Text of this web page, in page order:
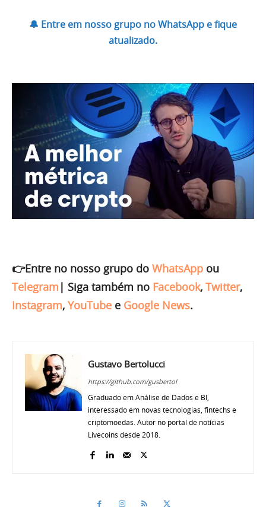
🔔 Entre em nosso grupo no WhatsApp e fique
atualizado.
👉Entre no nosso grupo do WhatsApp ou
Telegram | Siga também no Facebook, Twitter,
Instagram, YouTube e Google News.
Gustavo Bertolucci
https://github.com/gusbertol
Graduado em Análise de Dados e BI,
interessado em novas tecnologias, fintechs e
criptomoedas. Autor no portal de notícias
Livecoins desde 2018.